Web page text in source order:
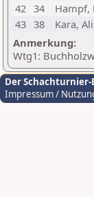
42 34 Hampf,
43 38 Kara, Ali
Anmerkung:
Wtg1:
Der Schachturnier-
Impressum /